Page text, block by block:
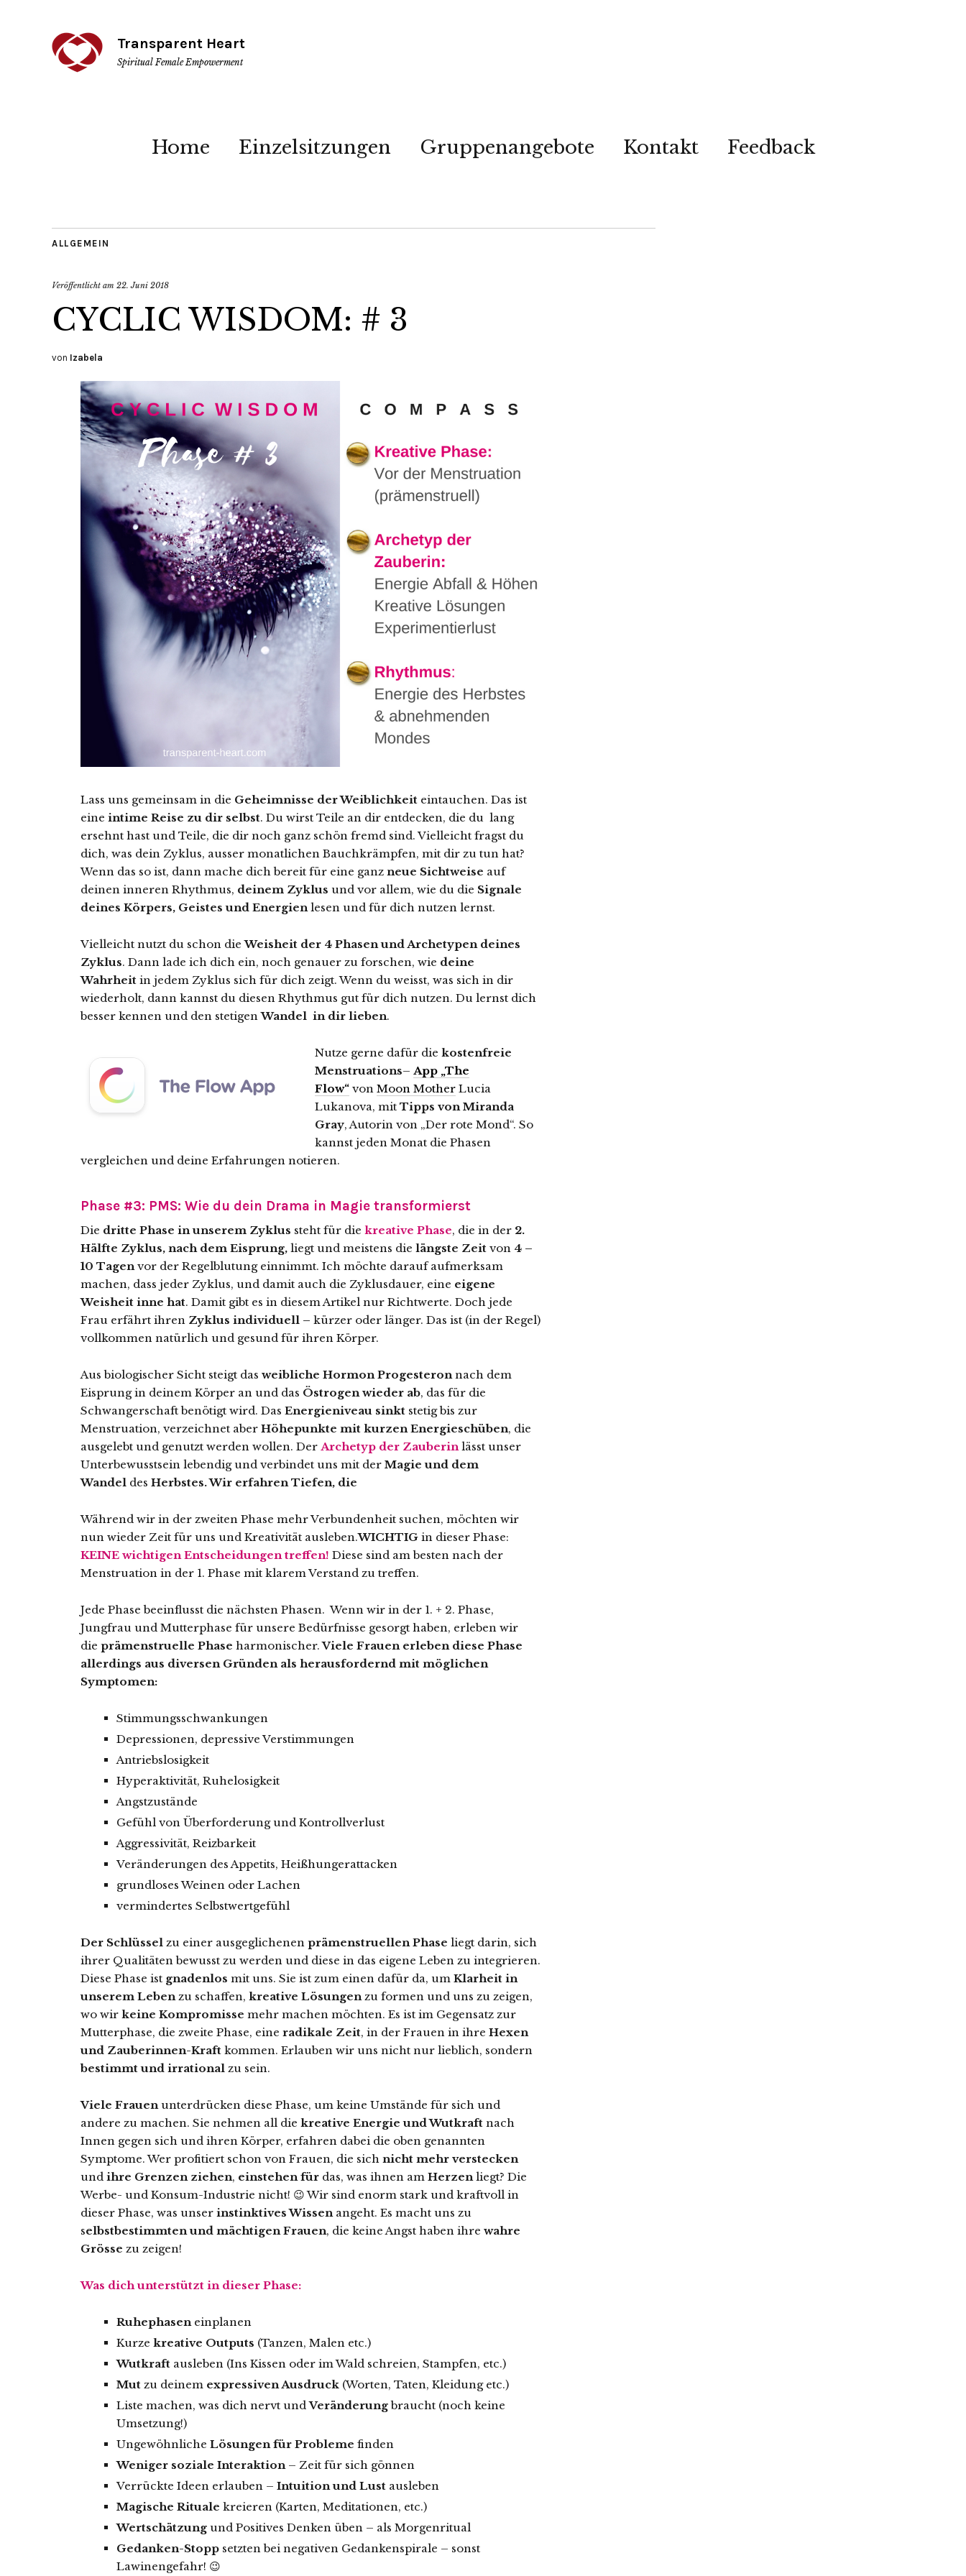
Transparent Heart
Spiritual Female Empowerment
Home Einzelsitzungen Gruppenangebote Kontakt Feedback
ALLGEMEIN
Veröffentlicht am 22. Juni 2018
CYCLIC WISDOM: # 3
von Izabela
Lass uns gemeinsam in die Geheimnisse der Weiblichkeit eintauchen. Das ist
eine intime Reise zu dir selbst. Du wirst Teile an dir entdecken, die du lang
ersehnt hast und Teile, die dir noch ganz schön fremd sind. Vielleicht fragst du
dich, was dein Zyklus, ausser monatlichen Bauchkrämpfen, mit dir zu tun hat?
Wenn das so ist, dann mache dich bereit für eine ganz neue Sichtweise auf
deinen inneren Rhythmus, deinem Zyklus und vor allem, wie du die Signale
deines Körpers, Geistes und Energien lesen und für dich nutzen lernst.
Vielleicht nutzt du schon dieWeisheit der 4 Phasen und Archetypen deines
Zyklus. Dann lade ich dich ein, noch genauer zu forschen, wie deine
Wahrheit in jedem Zyklus sich für dich zeigt. Wenn du weisst, was sich in dir
wiederholt, dann kannst du diesen Rhythmus gut für dich nutzen. Du lernst dich
besser kennen und den stetigenWandel in dir lieben.
Nutze gerne dafür die kostenfreie
Menstruations– App „The
Flow“ von Moon Mother Lucia
Lukanova, mit Tipps von Miranda
Gray, Autorin von „Der rote Mond“. So
kannst jeden Monat die Phasen
vergleichen und deine Erfahrungen notieren.
Phase #3: PMS: Wie du dein Drama in Magie transformierst
Die dritte Phase in unserem Zyklus steht für die kreative Phase, die in der 2.
Hälfte Zyklus, nach dem Eisprung, liegt und meistens die längste Zeit von 4 –
10 Tagen vor der Regelblutung einnimmt. Ich möchte darauf aufmerksam
machen, dass jeder Zyklus, und damit auch die Zyklusdauer, eine eigene
Weisheit inne hat. Damit gibt es in diesem Artikel nur Richtwerte. Doch jede
Frau erfährt ihren Zyklus individuell – kürzer oder länger. Das ist (in der Regel)
vollkommen natürlich und gesund für ihren Körper.
Aus biologischer Sicht steigt das weibliche Hormon Progesteron nach dem
Eisprung in deinem Körper an und das Östrogen wieder ab, das für die
Schwangerschaft benötigt wird. Das Energieniveau sinkt stetig bis zur
Menstruation, verzeichnet aber Höhepunkte mit kurzen Energieschüben, die
ausgelebt und genutzt werden wollen. Der Archetyp der Zauberin lässt unser
Unterbewusstsein lebendig und verbindet uns mit der Magie und dem
Wandel des Herbstes. Wir erfahren Tiefen, die
Während wir in der zweiten Phase mehr Verbundenheit suchen, möchten wir
nun wieder Zeit für uns und Kreativität ausleben.WICHTIG in dieser Phase:
KEINE wichtigen Entscheidungen treffen! Diese sind am besten nach der
Menstruation in der 1. Phase mit klarem Verstand zu treffen.
Jede Phase beeinflusst die nächsten Phasen. Wenn wir in der 1. + 2. Phase,
Jungfrau und Mutterphase für unsere Bedürfnisse gesorgt haben, erleben wir
die prämenstruelle Phase harmonischer.Viele Frauen erleben diese Phase
allerdings aus diversen Gründen als herausfordernd mit möglichen
Symptomen:
Stimmungsschwankungen
Depressionen, depressive Verstimmungen
Antriebslosigkeit
Hyperaktivität, Ruhelosigkeit
Angstzustände
Gefühl von Überforderung und Kontrollverlust
Aggressivität, Reizbarkeit
Veränderungen des Appetits, Heißhungerattacken
grundloses Weinen oder Lachen
vermindertes Selbstwertgefühl
Der Schlüssel zu einer ausgeglichenen prämenstruellen Phase liegt darin, sich
ihrer Qualitäten bewusst zu werden und diese in das eigene Leben zu integrieren.
Diese Phase ist gnadenlos mit uns. Sie ist zum einen dafür da, um Klarheit in
unserem Leben zu schaffen, kreative Lösungen zu formen und uns zu zeigen,
wo wir keine Kompromisse mehr machen möchten. Es ist im Gegensatz zur
Mutterphase, die zweite Phase, eine radikale Zeit, in der Frauen in ihre Hexen
und Zauberinnen-Kraft kommen. Erlauben wir uns nicht nur lieblich, sondern
bestimmt und irrational zu sein.
Viele Frauen unterdrücken diese Phase, um keine Umstände für sich und
andere zu machen. Sie nehmen all die kreative Energie und Wutkraft nach
Innen gegen sich und ihren Körper, erfahren dabei die oben genannten
Symptome. Wer profitiert schon von Frauen, die sich nicht mehr verstecken
und ihre Grenzen ziehen, einstehen für das, was ihnen am Herzen liegt? Die
Werbe- und Konsum-Industrie nicht! 😉 Wir sind enorm stark und kraftvoll in
dieser Phase, was unser instinktives Wissen angeht. Es macht uns zu
selbstbestimmten und mächtigen Frauen, die keine Angst haben ihre wahre
Grösse zu zeigen!
Was dich unterstützt in dieser Phase:
Ruhephasen einplanen
Kurze kreative Outputs (Tanzen, Malen etc.)
Wutkraft ausleben (Ins Kissen oder im Wald schreien, Stampfen, etc.)
Mut zu deinem expressiven Ausdruck (Worten, Taten, Kleidung etc.)
Liste machen, was dich nervt undVeränderungbraucht (noch keine
Umsetzung!)
Ungewöhnliche Lösungen für Probleme finden
Weniger soziale Interaktion – Zeit für sich gönnen
Verrückte Ideen erlauben – Intuition und Lust ausleben
Magische Rituale kreieren (Karten, Meditationen, etc.)
Wertschätzung und Positives Denken üben – als Morgenritual
Gedanken-Stopp setzten bei negativen Gedankenspirale – sonst
Lawinengefahr! 😉